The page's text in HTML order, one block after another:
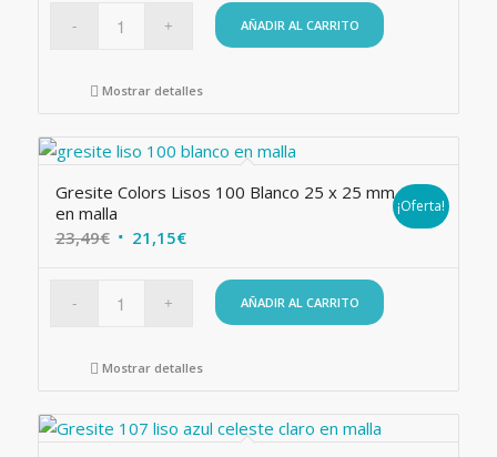
era:
actual
AÑADIR AL CARRITO
Mostrar detalles
Gresite Colors Lisos 100 Blanco 25 x 25 mm
en malla
23,49€ El
era:
21,15€El
actual
¡Oferta!
AÑADIR AL CARRITO
Mostrar detalles